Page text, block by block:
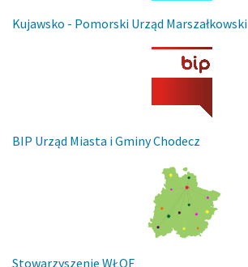
Kujawsko - Pomorski Urząd Marszałkowski
BIP Urząd Miasta i Gminy Chodecz
Stowarzyszenie WŁOF